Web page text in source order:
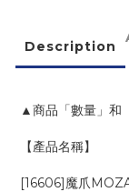
Description
▲商品「數量」和
【產品名稱】
[16606]魔爪